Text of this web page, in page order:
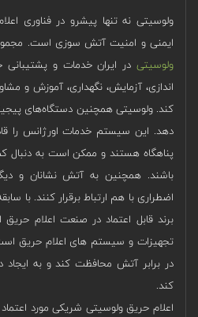
ولوسیتی نه تنها پیشرو در فناوری
ایمنی و امنیت آتش سوزی است.
ولوسیتی در ایران خدمات و پشتیبانی
اندازی، آزمایش، نگهداری، آموزش و
کند. ولوسیتی همچنین دستگاه‌های
دهد. این سیستم خدمات اورژانس را
پناهگاه هستند و ممکن است به دنبال
باشند. همچنین به آتش نشانان و
اضطراری با هم ارتباط برقرار کنند. با
برند قابل اعتماد در صنعت اعلام
تجهیزات و سیستم های اعلام حریق
در برابر آتش محافظت کند و به
کند.
اعلام حریق ولوسیتی شریکی مورد